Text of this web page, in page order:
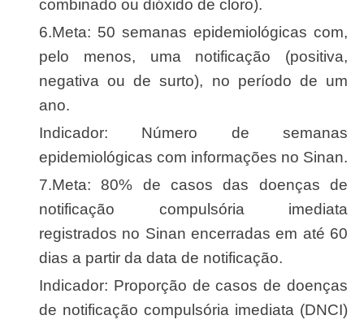
combinado ou dióxido de cloro).
6.Meta: 50 semanas epidemiológicas com,
pelo menos, uma notificação (positiva,
negativa ou de surto), no período de um
ano.
Indicador: Número de semanas
epidemiológicas com informações no Sinan.
7.Meta: 80% de casos das doenças de
notificação compulsória imediata
registrados no Sinan encerradas em até 60
dias a partir da data de notificação.
Indicador: Proporção de casos de doenças
de notificação compulsória imediata (DNCI)